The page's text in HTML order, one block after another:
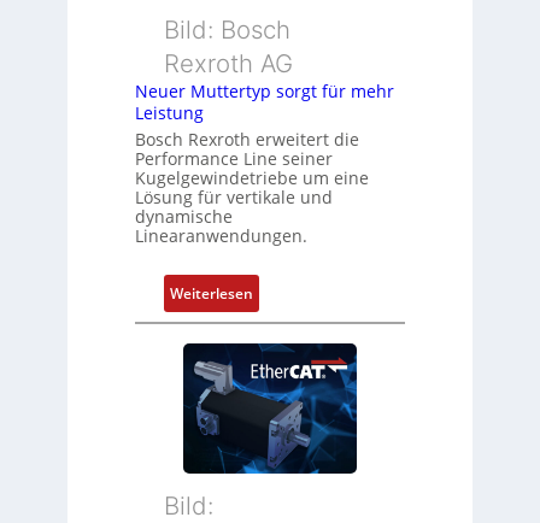
m
s
u
n
g
n
d
Z
u
s
t
a
s
e
k
m
b
i
i
r
t
P
o
s
i
Bild: Bosch
Rexroth AG
Neuer Muttertyp sorgt für mehr
Leistung
Bosch Rexroth erweitert die
Performance Line seiner
Kugelgewindetriebe um eine
Lösung für vertikale und
dynamische
Linearanwendungen.
Weiterlesen:
N
e
u
e
u
Bild: